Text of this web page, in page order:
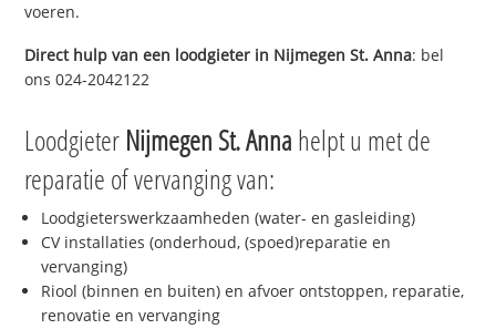
voeren.
Direct hulp van een loodgieter in Nijmegen St. Anna: bel
ons 024-2042122
Loodgieter Nijmegen St. Anna helpt u met de
reparatie of vervanging van:
Loodgieterswerkzaamheden (water- en gasleiding)
CV installaties (onderhoud, (spoed)reparatie en
vervanging)
Riool (binnen en buiten) en afvoer ontstoppen, reparatie,
renovatie en vervanging